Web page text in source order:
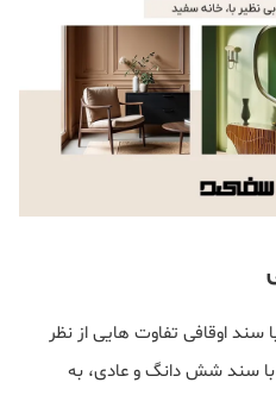
اوقافی تفاوت هایی از نظر
با سند شش دانگ و عادی، به